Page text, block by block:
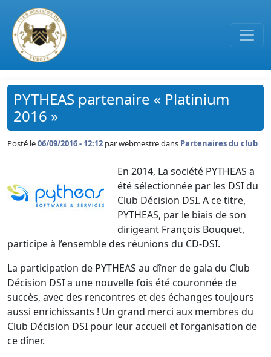
Passer au contenu principal
PYTHEAS partenaire « Platinium
2016 »
Posté le06/09/2016 - 12:12 parwebmestre dans Partenaires du club
En 2014, La société PYTHEAS a
été sélectionnée par les DSI du
Club Décision DSI. A ce titre,
PYTHEAS, par le biais de son
dirigeant François Bouquet,
participe à l’ensemble des réunions du CD-DSI.
La participation de PYTHEAS au dîner de gala du Club
Décision DSI a une nouvelle fois été couronnée de
succès, avec des rencontres et des échanges toujours
aussi enrichissants ! Un grand merci aux membres du
Club Décision DSI pour leur accueil et l’organisation de
ce dîner.